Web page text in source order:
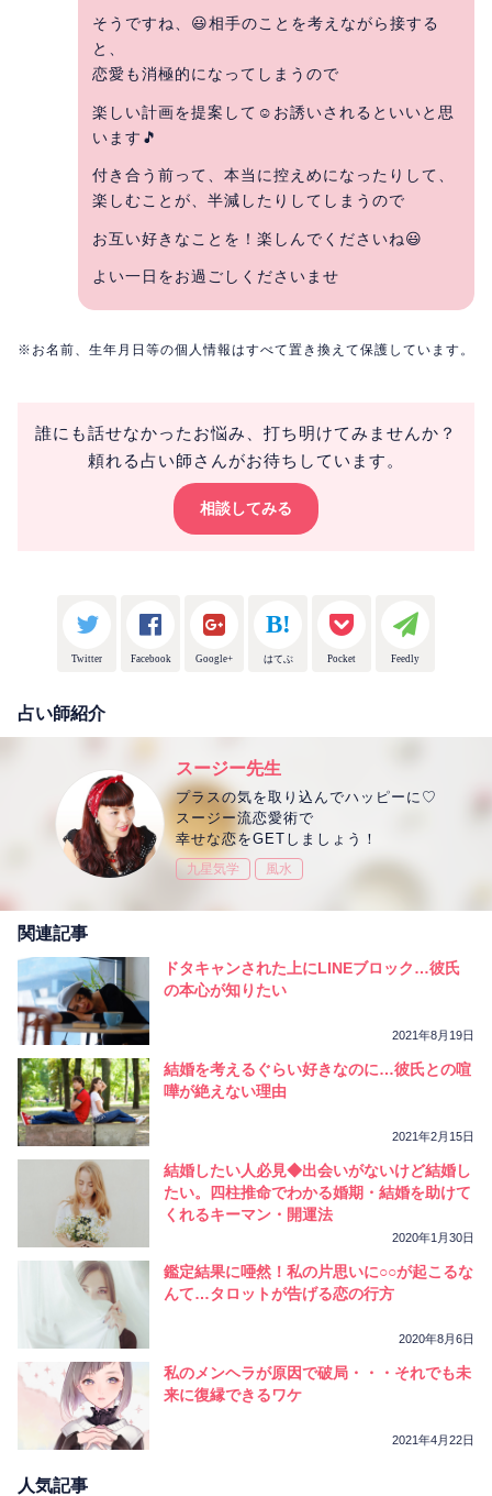
そうですね、😃相手のことを考えながら接する
と、
恋愛も消極的になってしまうので
楽しい計画を提案して☺お誘いされるといいと思
います🎵
付き合う前って、本当に控えめになったりして、
楽しむことが、半減したりしてしまうので
お互い好きなことを！楽しんでくださいね😃
よい一日をお過ごしくださいませ
※お名前、生年月日等の個人情報はすべて置き換えて保護しています。
誰にも話せなかったお悩み、打ち明けてみませんか？
頼れる占い師さんがお待ちしています。
相談してみる
Twitter Facebook Google+ はてぶ Pocket Feedly
占い師紹介
スージー先生
プラスの気を取り込んでハッピーに♡
スージー流恋愛術で
幸せな恋をGETしましょう！
九星気学 風水
関連記事
ドタキャンされた上にLINEブロック…彼氏
の本心が知りたい
2021年8月19日
結婚を考えるぐらい好きなのに…彼氏との喧
嘩が絶えない理由
2021年2月15日
結婚したい人必見◆出会いがないけど結婚し
たい。四柱推命でわかる婚期・結婚を助けて
くれるキーマン・開運法
2020年1月30日
鑑定結果に唖然！私の片思いに○○が起こるな
んて…タロットが告げる恋の行方
2020年8月6日
私のメンヘラが原因で破局・・・それでも未
来に復縁できるワケ
2021年4月22日
人気記事